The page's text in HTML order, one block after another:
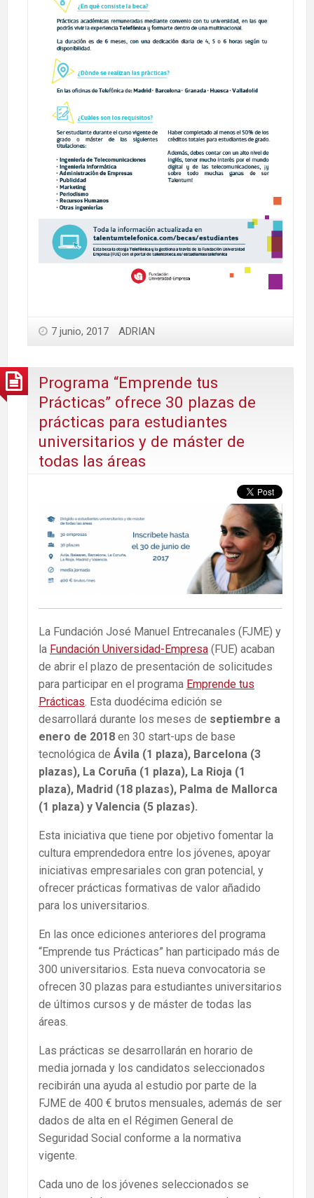
7 junio, 2017 ADRIAN
Programa “Emprende tus
Prácticas” ofrece 30 plazas de
prácticas para estudiantes
universitarios y de máster de
todas las áreas
La Fundación José Manuel Entrecanales (FJME) y
la Fundación Universidad-Empresa (FUE) acaban
de abrir el plazo de presentación de solicitudes
para participar en el programa Emprende tus
Prácticas. Esta duodécima edición se
desarrollará durante los meses de septiembre a
enero de 2018 en 30 start-ups de base
tecnológica de Ávila (1 plaza), Barcelona (3
plazas), La Coruña (1 plaza), La Rioja (1
plaza), Madrid (18 plazas), Palma de Mallorca
(1 plaza) y Valencia (5 plazas).
Esta iniciativa que tiene por objetivo fomentar la
cultura emprendedora entre los jóvenes, apoyar
iniciativas empresariales con gran potencial, y
ofrecer prácticas formativas de valor añadido
para los universitarios.
En las once ediciones anteriores del programa
“Emprende tus Prácticas” han participado más de
300 universitarios. Esta nueva convocatoria se
ofrecen 30 plazas para estudiantes universitarios
de últimos cursos y de máster de todas las
áreas.
Las prácticas se desarrollarán en horario de
media jornada y los candidatos seleccionados
recibirán una ayuda al estudio por parte de la
FJME de 400 € brutos mensuales, además de ser
dados de alta en el Régimen General de
Seguridad Social conforme a la normativa
vigente.
Cada uno de los jóvenes seleccionados se